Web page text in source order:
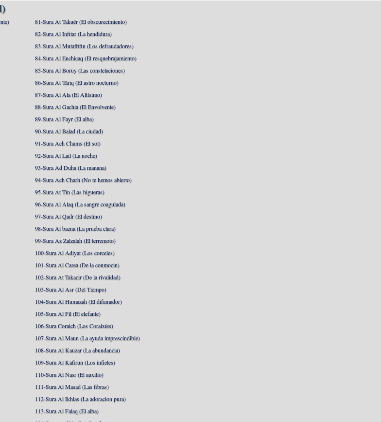
81-Sura At Takuér (El obscurecimiento)
82-Sura Al Infitar (La hendidura)
83-Sura Al Mutaffifin (Los defraudadores)
84-Sura Al Enchicaq (El resquebrajamiento)
85-Sura Al Boruy (Las constelaciones)
86-Sura At Táriq (El astro nocturno)
87-Sura Al Ala (El Altísimo)
88-Sura Al Gachia (El Envolvente)
89-Sura Al Fayr (El alba)
90-Sura Al Balad (La ciudad)
91-Sura Ach Chams (El sol)
92-Sura Al Lail (La noche)
93-Sura Ad Duha (La manana)
94-Sura Ach Charh (No te hemos abierto)
95-Sura At Tín (Las higueras)
96-Sura Al Alaq (La sangre coagulada)
97-Sura Al Qadr (El destino)
98-Sura Al baena (La prueba clara)
99-Sura Az Zalzalah (El terremoto)
100-Sura Al Adiyat (Los corceles)
101-Sura Al Carea (De la conmocin)
102-Sura At Takacir (De la rivalidad)
103-Sura Al Asr (Del Tiempo)
104-Sura Al Humazah (El difamador)
105-Sura Al Fil (El elefante)
106-Sura Coraich (Los Coraixíes)
107-Sura Al Maun (La ayuda imprescindible)
108-Sura Al Kauzar (La abundancia)
109-Sura Al Kafirun (Los infieles)
110-Sura Al Nasr (El auxilio)
111-Sura Al Masad (Las fibras)
112-Sura Al Ikhlas (La adoracion pura)
113-Sura Al Falaq (El alba)